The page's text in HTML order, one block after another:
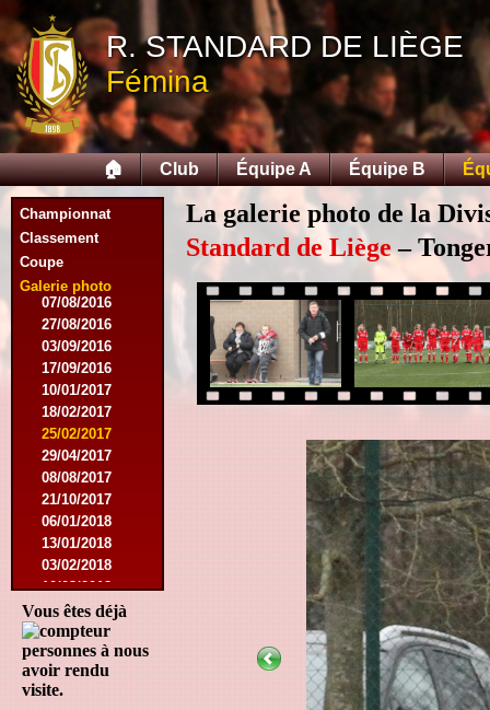
R. STANDARD DE LIÈGE
Fémina
🏠 Club Équipe A Équipe B
Championnat
Classement
Coupe
Galerie photo
05/04/2015
23/05/2015
30/05/2015
12/08/2015
15/08/2015
22/08/2015
12/09/2015
10/10/2015
07/11/2015
21/11/2015
12/12/2015
27/02/2016
12/03/2016
07/08/2016
27/08/2016
03/09/2016
17/09/2016
10/01/2017
18/02/2017
25/02/2017
29/04/2017
08/08/2017
21/10/2017
06/01/2018
13/01/2018
03/02/2018
10/03/2018
05/05/2018
15/08/2018
12/01/2019
27/07/2019
17/08/2019
Vous êtes déjà
personnes à nous
avoir rendu
visite.
La galerie photo de la
Standard de Liège–